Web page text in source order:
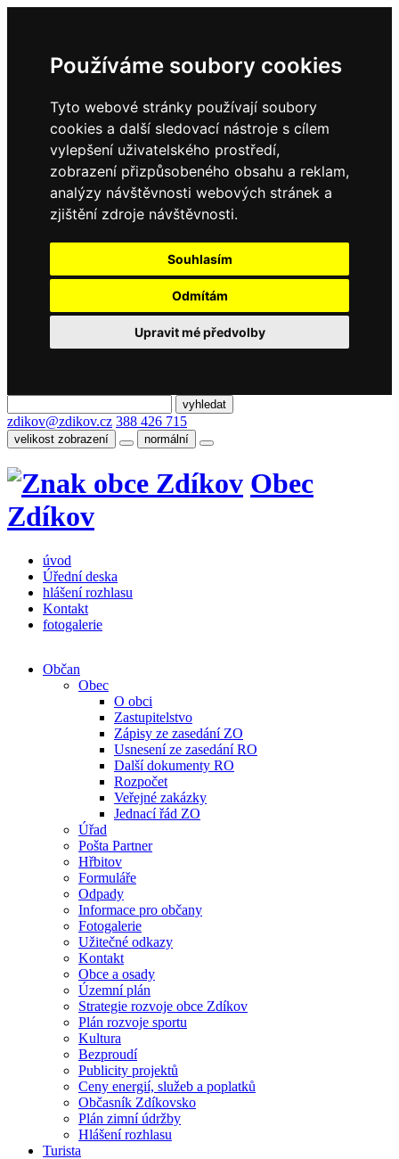
Používáme soubory cookies
Tyto webové stránky používají soubory
cookies a další sledovací nástroje s cílem
vylepšení uživatelského prostředí,
zobrazení přizpůsobeného obsahu a reklam,
analýzy návštěvnosti webových stránek a
zjištění zdroje návštěvnosti.
Souhlasím
Odmítám
Upravit mé předvolby
zdikov@zdikov.cz 388 426 715
velikost zobrazení normální
Obec
Zdíkov
úvod
Úřední deska
hlášení rozhlasu
Kontakt
fotogalerie
Občan
Obec
O obci
Zastupitelstvo
Zápisy ze zasedání ZO
Usnesení ze zasedání RO
Další dokumenty RO
Rozpočet
Veřejné zakázky
Jednací řád ZO
Úřad
Pošta Partner
Hřbitov
Formuláře
Odpady
Informace pro občany
Fotogalerie
Užitečné odkazy
Kontakt
Obce a osady
Územní plán
Strategie rozvoje obce Zdíkov
Plán rozvoje sportu
Kultura
Bezproudí
Publicity projektů
Ceny energií, služeb a poplatků
Občasník Zdíkovsko
Plán zimní údržby
Hlášení rozhlasu
Turista